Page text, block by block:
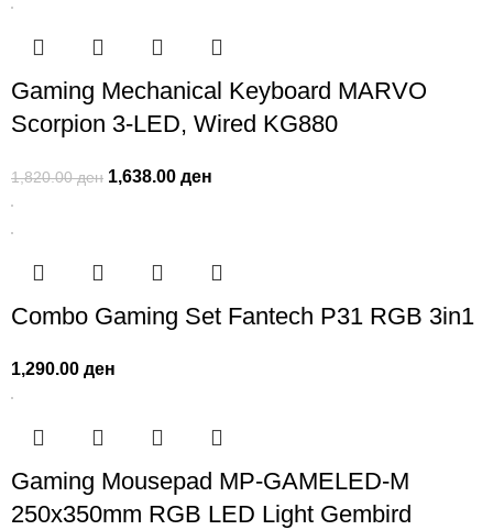
Gaming Mechanical Keyboard MARVO
Scorpion 3-LED, Wired KG880
1,820.00ден 1,638.00ден
Combo Gaming Set Fantech P31 RGB 3in1
1,290.00ден
Gaming Mousepad MP-GAMELED-M
250x350mm RGB LED Light Gembird